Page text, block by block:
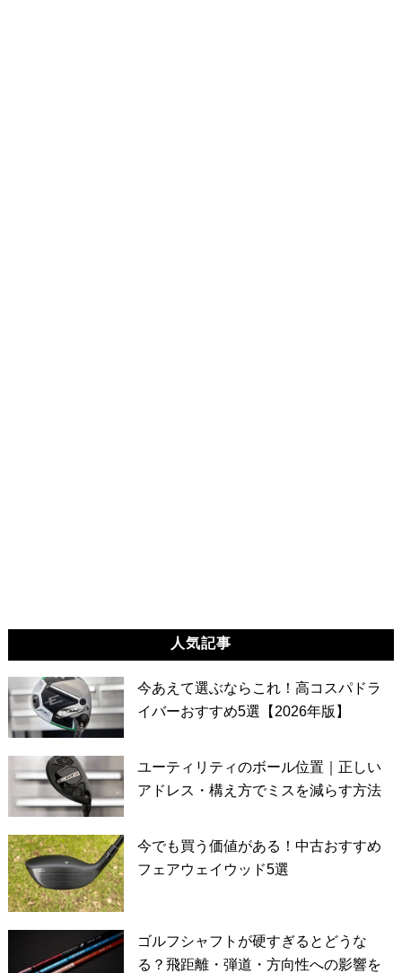
人気記事
今あえて選ぶならこれ！高コスパドラ
イバーおすすめ5選【2026年版】
ユーティリティのボール位置｜正しい
アドレス・構え方でミスを減らす方法
今でも買う価値がある！中古おすすめ
フェアウェイウッド5選
ゴルフシャフトが硬すぎるとどうな
る？飛距離・弾道・方向性への影響を